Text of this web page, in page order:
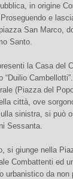
in origine
e
San Marco,
Santo.
la Casa del
(Piazza del
città, ove
sinistra, si può
Sessanta.
si giunge nella
Combattenti ed
urbanistico da